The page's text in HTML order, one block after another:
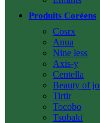
Produits Coréens
Cosrx
Anua
Nine less
Axis-y
Centella
Beauty of
Tirtir
Tocobo
Tsubaki